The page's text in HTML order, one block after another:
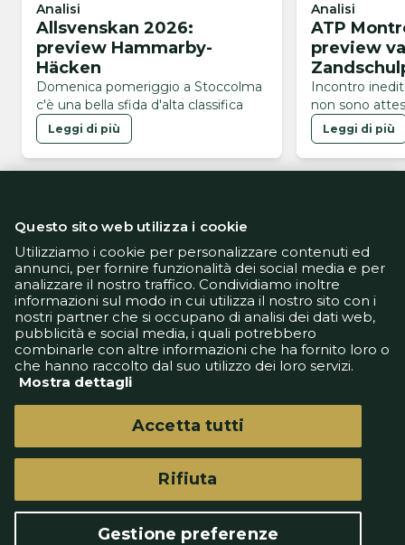
Analisi
Allsvenskan 2026:
preview Hammarby-
Häcken
Domenica pomeriggio a Stoccolma
c'è una bella sfida d'alta classifica
Leggi di più
Analisi
ATP
preview
Incontro
non sono
Leggi di più
Informativa Privacy
Informativa Cookie
Tech App
Gestione preferenze
support@goldbetlive.it
GoldBetlive è un sito di GBO Italy Spa
Questo sito non rappresenta una testata
giornalistica in quanto viene aggiornato senza
Questo sito web utilizza i cookie
Utilizziamo i cookie per personalizzare contenuti ed
annunci, per fornire funzionalità dei social media e per
analizzare il nostro traffico. Condividiamo inoltre
informazioni sul modo in cui utilizza il nostro sito con i
nostri partner che si occupano di analisi dei dati web,
pubblicità e social media, i quali potrebbero
combinarle con altre informazioni che ha fornito loro o
che hanno raccolto dal suo utilizzo dei loro servizi.
Mostra dettagli
Gestione preferenze
Rifiuta
Accetta tutti